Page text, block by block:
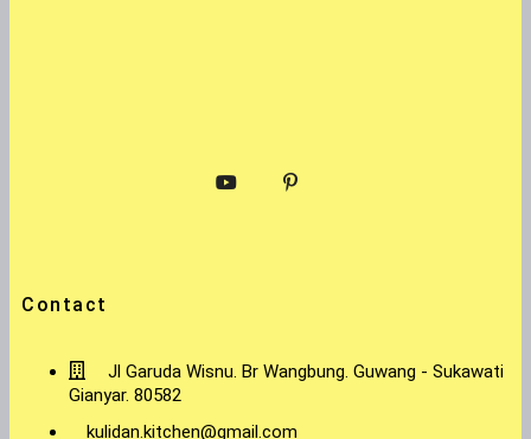
Contact
Jl Garuda Wisnu. Br Wangbung. Guwang - Sukawati
Gianyar. 80582
kulidan.kitchen@gmail.com